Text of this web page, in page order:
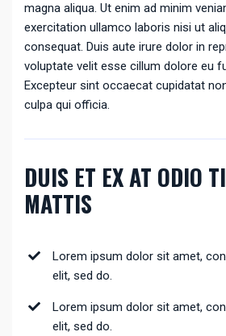
magna aliqua. Ut enim ad minim
exercitation ullamco laboris nisi ut
consequat. Duis aute irure dolor in
voluptate velit esse cillum dolore eu
Excepteur sint occaecat cupidatat
culpa qui officia.
DUIS ET EX AT ODIO
MATTIS
Lorem ipsum dolor sit amet,
elit, sed do.
Lorem ipsum dolor sit amet,
elit, sed do.